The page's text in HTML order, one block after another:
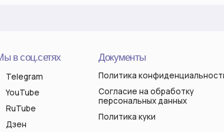
ОГРНИП 319631300101827